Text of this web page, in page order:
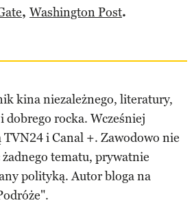
, Washington Post.
kina niezależnego, literatury,
dobrego rocka. Wcześniej
TVN24 i Canal +. Zawodowo nie
tematu, prywatnie
polityką. Autor bloga na